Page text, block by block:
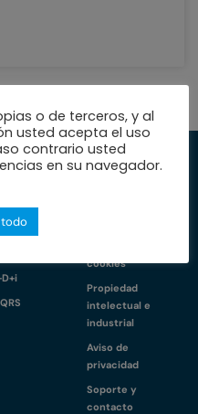
fundación
Medio
cookies
Propiedad
intelectual e
industrial
Aviso de
privacidad
Soporte y
contacto
o de terceros, y al
usted acepta el uso
contrario usted
en su navegador.